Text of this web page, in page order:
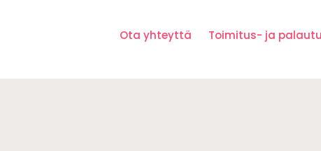
Ota yhteyttä Toimitus- ja